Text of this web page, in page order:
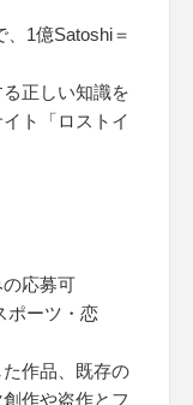
1億Satoshi＝
正しい知識を
ト「ロストイ
応募可
ポーツ・恋
作品、既存の
作や盗作とフ